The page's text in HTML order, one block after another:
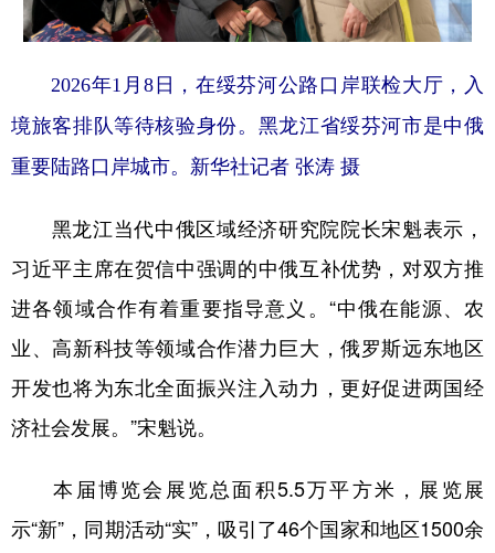
2026年1月8日，在绥芬河公路口岸联检大厅，入
境旅客排队等待核验身份。黑龙江省绥芬河市是中俄
重要陆路口岸城市。新华社记者 张涛 摄
黑龙江当代中俄区域经济研究院院长宋魁表示，
习近平主席在贺信中强调的中俄互补优势，对双方推
进各领域合作有着重要指导意义。“中俄在能源、农
业、高新科技等领域合作潜力巨大，俄罗斯远东地区
开发也将为东北全面振兴注入动力，更好促进两国经
济社会发展。”宋魁说。
本届博览会展览总面积5.5万平方米，展览展
示“新”，同期活动“实”，吸引了46个国家和地区1500余